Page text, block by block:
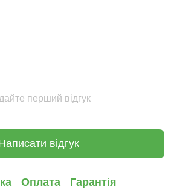
перший відгук
відгук
Оплата Гарантія